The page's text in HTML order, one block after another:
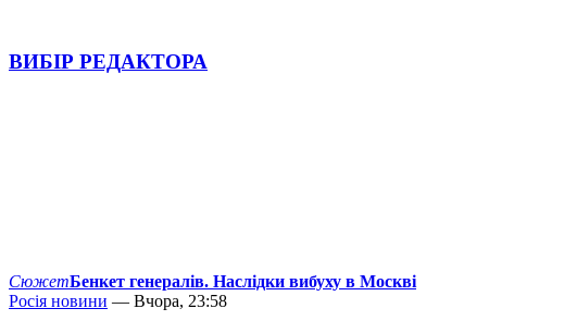
ВИБІР РЕДАКТОРА
СюжетБенкет генералів. Наслідки вибуху в Москві
Росія новини — Вчора, 23:58